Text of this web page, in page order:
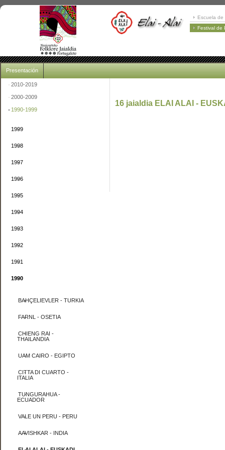
Escuela de
Festival de
Presentación
2010-2019
2000-2009
1990-1999
1999
1998
1997
1996
1995
1994
1993
1992
1991
1990
BAHÇELIEVLER - TURKIA
FARNL - OSETIA
CHIENG RAI -
THAILANDIA
UAM CAIRO - EGIPTO
CITTA DI CUARTO -
ITALIA
TUNGURAHUA -
ECUADOR
VALE UN PERU - PERU
AAVISHKAR - INDIA
16 jaialdia ELAI ALAI -